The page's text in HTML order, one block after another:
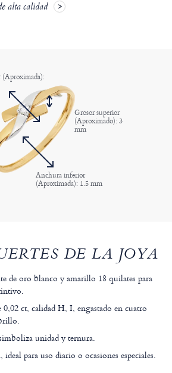
alta calidad
Grosor superior
(Aproximado): 3
mm
Anchura inferior
(Aproximada): 1.5 mm
DE LA JOYA
de oro blanco y amarillo 18 quilates para
ct, calidad H, I, engastado en cuatro
unidad y ternura.
para uso diario o ocasiones especiales.